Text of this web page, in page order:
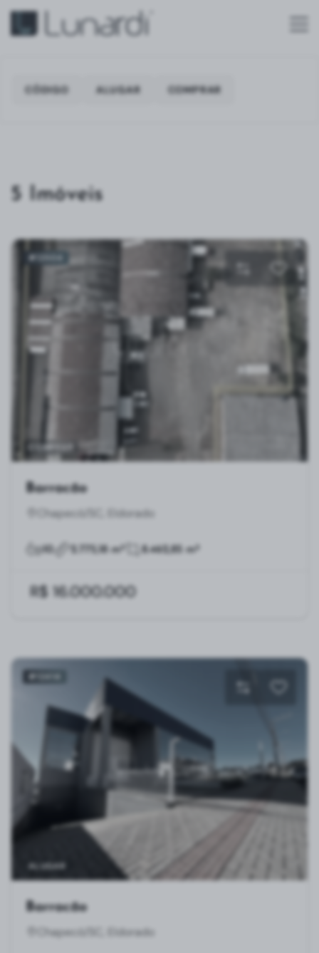
CÓDIGO ALUGAR COMPRAR
5 Imóveis
#12504
COMPRAR
Barracão
Chapecó/SC, Eldorado
10 2.775,18 m² 8.462,85 m²
R$ 16.000.000
#12414
ALUGAR
Barracão
Chapecó/SC, Eldorado